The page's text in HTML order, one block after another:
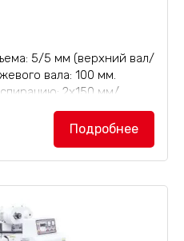
5/5 мм (верхний вал/
вала: 100 мм.
2х150 мм/
станок VK-B630B
25,07 кВт, масса 2500
Подробнее